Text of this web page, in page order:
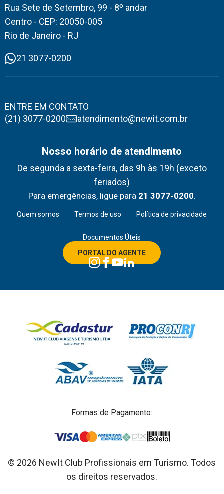
Rua Sete de Setembro, 99 - 8º andar
Centro - CEP: 20050-005
Rio de Janeiro - RJ
21 3077-0200
ENTRE EM CONTATO
(21) 3077-0200
atendimento@newit.com.br
Nosso horário de atendimento
De segunda a sexta-feira, das 9h às 19h (exceto
feriados)
Para emergências, ligue para 21 3077-0200.
Quem somos Termos de uso Política de privacidade
Documentos Úteis
PORTAL DO AGENTE
Formas de Pagamento:
© 2026 NewIt Club Profissionais em Turismo. Todos
os direitos reservados.